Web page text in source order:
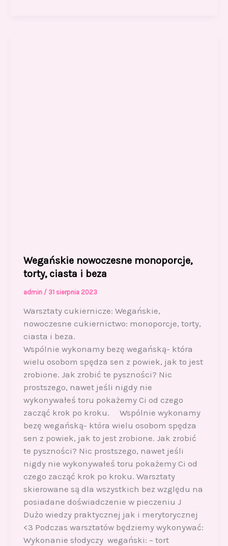
Wegańskie nowoczesne monoporcje,
torty, ciasta i beza
admin / 31 sierpnia 2023
Warsztaty cukiernicze: Wegańskie,
nowoczesne cukiernictwo: monoporcje, torty,
ciasta i beza.
Wspólnie wykonamy bezę wegańską- która
wielu osobom spędza sen z powiek, jak to jest
zrobione. Jak zrobić te pyszności? Nic
prostszego, nawet jeśli nigdy nie
wykonywałeś toru pokażemy Ci od czego
zacząć krok po kroku. Wspólnie wykonamy
bezę wegańską- która wielu osobom spędza
sen z powiek, jak to jest zrobione. Jak zrobić
te pyszności? Nic prostszego, nawet jeśli
nigdy nie wykonywałeś toru pokażemy Ci od
czego zacząć krok po kroku. Warsztaty
skierowane są dla wszystkich bez względu na
posiadane doświadczenie w pieczeniu J
Dużo wiedzy praktycznej jak i merytorycznej
<3 Podczas warsztatów będziemy wykonywać:
Wykonanie słodyczy wegański: – tort